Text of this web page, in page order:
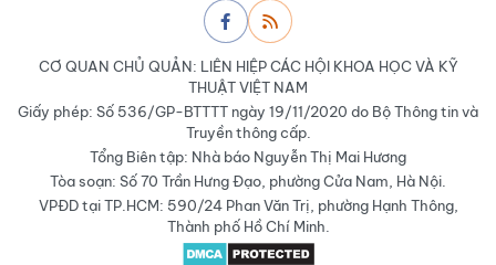
CƠ QUAN CHỦ QUẢN: LIÊN HIỆP CÁC HỘI KHOA HỌC VÀ KỸ
THUẬT VIỆT NAM
Giấy phép: Số 536/GP-BTTTT ngày 19/11/2020 do Bộ Thông tin và
Truyền thông cấp.
Tổng Biên tập: Nhà báo Nguyễn Thị Mai Hương
Tòa soạn: Số 70 Trần Hưng Đạo, phường Cửa Nam, Hà Nội.
VPĐD tại TP.HCM: 590/24 Phan Văn Trị, phường Hạnh Thông,
Thành phố Hồ Chí Minh.